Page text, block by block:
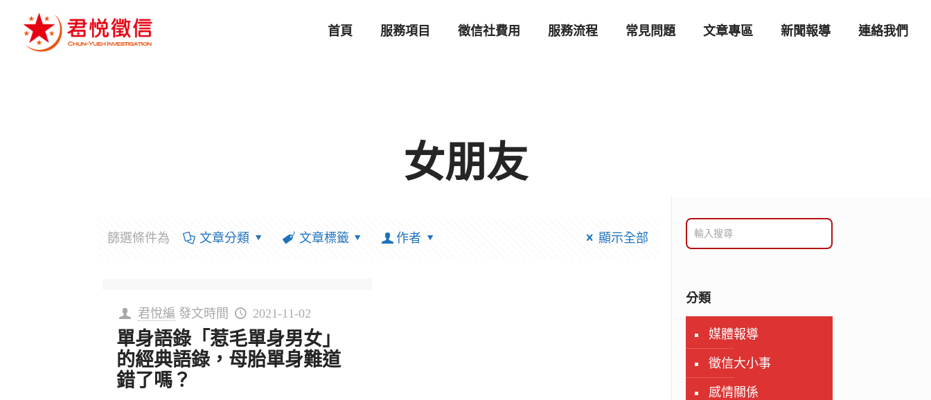
首頁 服務項目 徵信社費用 服務流程 常見問題 文章專區 新聞報導 連絡我們
女朋友
篩選條件為 文章分類 文章標籤 作者 顯示全部
君悅編 發文時間 2021-11-02
單身語錄「惹毛單身男女」
的經典語錄，母胎單身難道
錯了嗎？
分類
媒體報導
徵信大小事
感情關係